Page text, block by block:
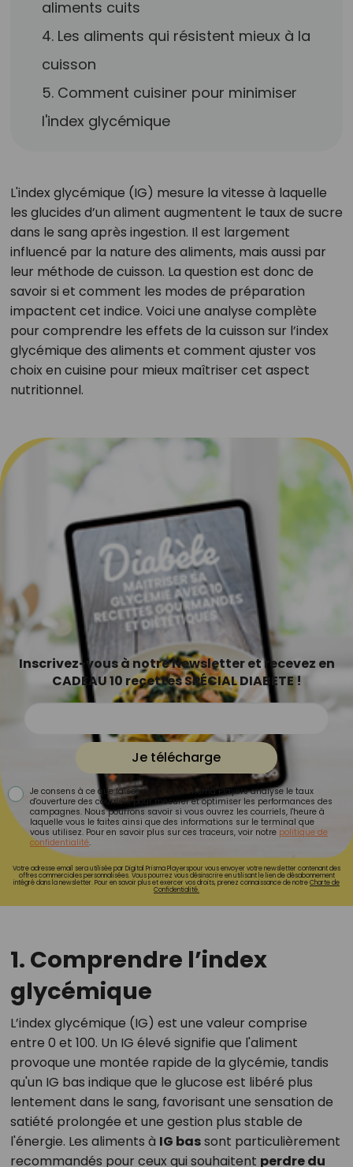
aliments cuits
4. Les aliments qui résistent mieux à la
cuisson
5. Comment cuisiner pour minimiser
l'index glycémique
L'index glycémique (IG) mesure la vitesse à laquelle
les glucides d’un aliment augmentent le taux de sucre
dans le sang après ingestion. Il est largement
influencé par la nature des aliments, mais aussi par
leur méthode de cuisson. La question est donc de
savoir si et comment les modes de préparation
impactent cet indice. Voici une analyse complète
pour comprendre les effets de la cuisson sur l’index
glycémique des aliments et comment ajuster vos
choix en cuisine pour mieux maîtriser cet aspect
nutritionnel.
Inscrivez-vous à notre Newsletter et recevez en
CADEAU 10 recettes SPÉCIAL DIABETE !
Je télécharge
Je consens à ce que la société Digital Prisma Players analyse le taux
d'ouverture des courriels pour mesurer et optimiser les performances des
campagnes. Nous pourrons savoir si vous ouvrez les courriels, l'heure à
laquelle vous le faites ainsi que des informations sur le terminal que
vous utilisez. Pour en savoir plus sur ces traceurs, voir notre politique de
confidentialité.
Votre adresse email sera utilisée par Digital Prisma Playerspour vous envoyer votre newsletter contenant des
offres commerciales personnalisées. Vous pourrez vous désinscrire en utilisant le lien de désabonnement
intégré dans la newsletter. Pour en savoir plus et exercer vos droits, prenez connaissance de notreCharte de
Confidentialité.
1. Comprendre l’index
glycémique
L’index glycémique (IG) est une valeur comprise
entre 0 et 100. Un IG élevé signifie que l'aliment
provoque une montée rapide de la glycémie, tandis
qu'un IG bas indique que le glucose est libéré plus
lentement dans le sang, favorisant une sensation de
satiété prolongée et une gestion plus stable de
l'énergie. Les aliments à IG bassont particulièrement
recommandés pour ceux qui souhaitent perdre du